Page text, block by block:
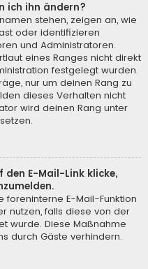
ich ihn ändern?
stehen, zeigen an, wie
oder identifizieren
und Administratoren.
eines Ranges nicht direkt
festgelegt wurden.
nur um deinen Rang zu
dieses Verhalten nicht
wird deinen Rang unter
den E-Mail-Link klicke,
foreninterne E-Mail-Funktion
nutzen, falls diese von der
wurde. Diese Maßnahme
durch Gäste verhindern.